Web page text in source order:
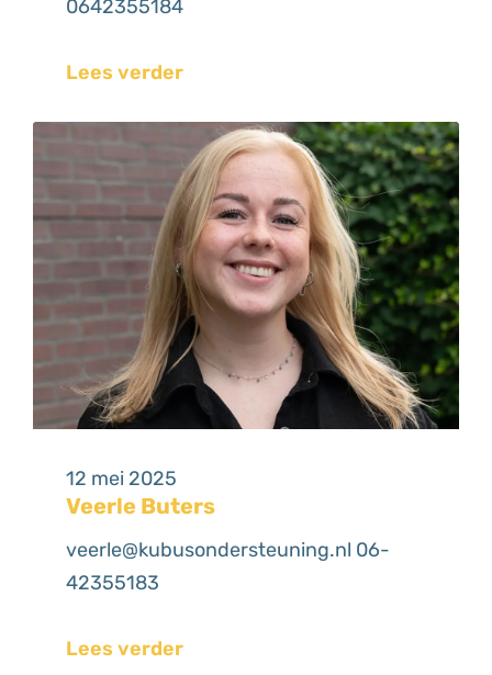
0642355184
Lees verder
12 mei 2025
Veerle Buters
veerle@kubusondersteuning.nl 06-
42355183
Lees verder